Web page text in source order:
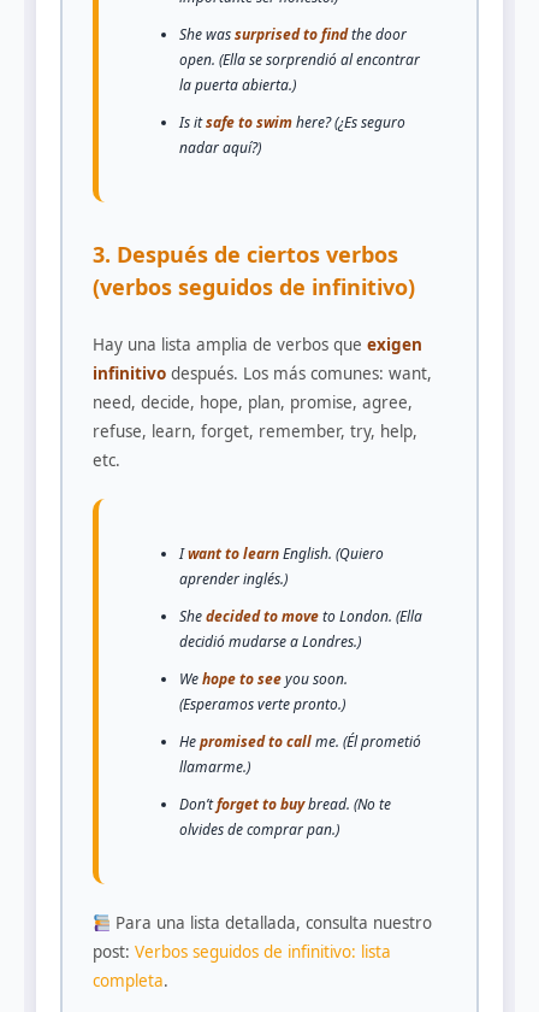
She wassurprised to findthe door
open. (Ella se sorprendió al encontrar
la puerta abierta.)
Is itsafe to swimhere? (¿Es seguro
nadar aquí?)
3. Después de ciertos verbos
(verbos seguidos de infinitivo)
Hay una lista amplia de verbos que exigen
infinitivo después. Los más comunes: want,
need, decide, hope, plan, promise, agree,
refuse, learn, forget, remember, try, help,
etc.
Iwant to learnEnglish. (Quiero
aprender inglés.)
Shedecided to moveto London. (Ella
decidió mudarse a Londres.)
Wehope to seeyou soon.
(Esperamos verte pronto.)
Hepromised to callme. (Él prometió
llamarme.)
Don’tforget to buybread. (No te
olvides de comprar pan.)
Para una lista detallada, consulta nuestro
post: Verbos seguidos de infinitivo: lista
completa.